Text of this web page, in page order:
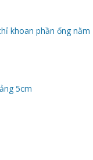
khoan phần ống nằm
5cm